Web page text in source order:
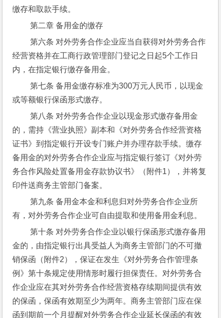
缴存和取款手续。
第二章 备用金的缴存
第六条 对外劳务合作企业应当自获得对外劳务合作
经营资格并在工商行政管理部门登记之日起5个工作日
内，在指定银行缴存备用金。
第七条 备用金缴存标准为300万元人民币，以现金
或等额银行保函形式缴存。
第八条 对外劳务合作企业以现金形式缴存备用金
的，需持《营业执照》副本和《对外劳务合作经营资格
证书》到指定银行开设专门账户并办理存款手续。缴存
备用金的对外劳务合作企业应与指定银行签订《对外劳
务合作风险处置备用金存款协议书》（附件1），并将复
印件送商务主管部门备案。
第九条 备用金本金和利息归对外劳务合作企业所
有，对外劳务合作企业可自由提取和使用备用金利息。
第十条 对外劳务合作企业以银行保函形式缴存备用
金的，由指定银行出具受益人为商务主管部门的不可撤
销保函（附件2），保证在发生《对外劳务合作管理条
例》第十条规定使用情形时履行担保责任。对外劳务合
作企业应在其对外劳务合作经营资格存续期间提供有效
的保函，保函有效期至少为两年。商务主管部门应在保
函到期前一个月提醒对外劳务合作企业延长保函的有效